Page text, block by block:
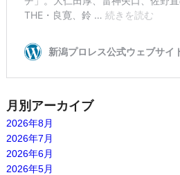
月別アーカイブ
2026年8月
2026年7月
2026年6月
2026年5月